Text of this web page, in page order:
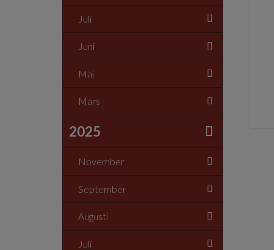
Juli
Juni
Maj
Mars
2025
November
September
Augusti
Juli